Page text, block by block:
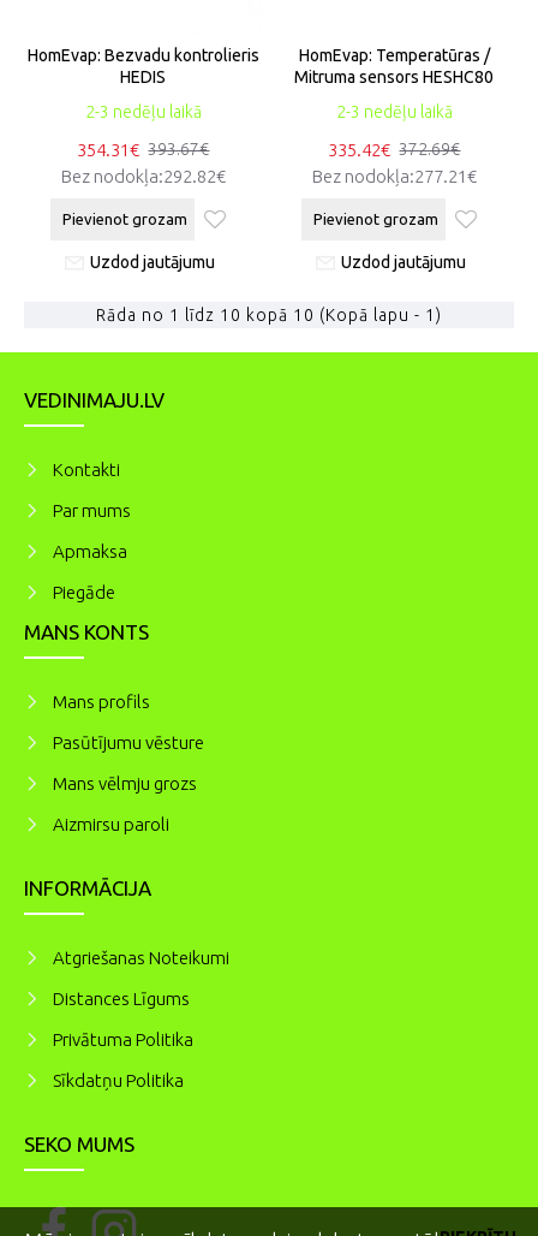
2-3 nedēļu laikā
HomEvap: Bezvadu kontrolieris
HEDIS
354.31€ 393.67€
Bez nodokļa:292.82€
Pievienot grozam
Uzdod jautājumu
2-3 nedēļu laikā
HomEvap: Temperatūras /
Mitruma sensors HESHC80
335.42€ 372.69€
Bez nodokļa:277.21€
Pievienot grozam
Uzdod jautājumu
Rāda no 1 līdz 10 kopā 10 (Kopā lapu - 1)
VEDINIMAJU.LV
Kontakti
Par mums
Apmaksa
Piegāde
MANS KONTS
Mans profils
Pasūtījumu vēsture
Mans vēlmju grozs
Aizmirsu paroli
INFORMĀCIJA
Atgriešanas Noteikumi
Distances Līgums
Privātuma Politika
Sīkdatņu Politika
SEKO MUMS